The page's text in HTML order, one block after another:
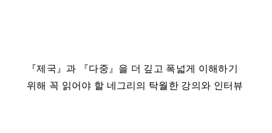
『제국』과 『다중』을 더 깊고 폭넓게 이해하기
위해 꼭 읽어야 할 네그리의 탁월한 강의와 인터뷰